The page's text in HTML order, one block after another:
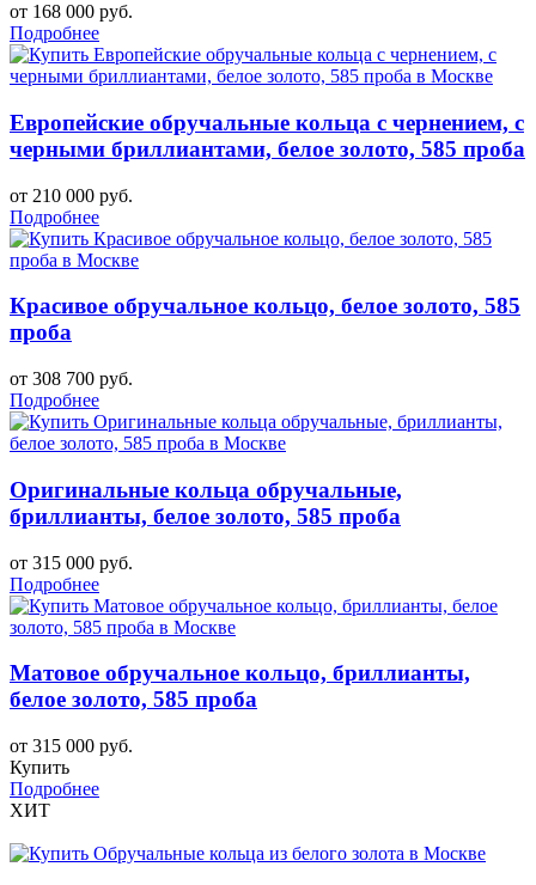
от 168 000 руб.
Подробнее
Европейские обручальные кольца с чернением, с
черными бриллиантами, белое золото, 585 проба
от 210 000 руб.
Подробнее
Красивое обручальное кольцо, белое золото, 585
проба
от 308 700 руб.
Подробнее
Оригинальные кольца обручальные,
бриллианты, белое золото, 585 проба
от 315 000 руб.
Подробнее
Матовое обручальное кольцо, бриллианты,
белое золото, 585 проба
от 315 000 руб.
Купить
Подробнее
ХИТ